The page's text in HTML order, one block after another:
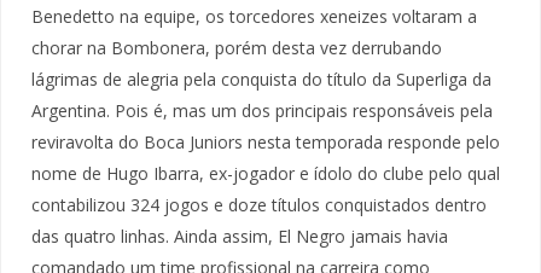
Benedetto na equipe, os torcedores xeneizes voltaram a
chorar na Bombonera, porém desta vez derrubando
lágrimas de alegria pela conquista do título da Superliga da
Argentina. Pois é, mas um dos principais responsáveis pela
reviravolta do Boca Juniors nesta temporada responde pelo
nome de Hugo Ibarra, ex-jogador e ídolo do clube pelo qual
contabilizou 324 jogos e doze títulos conquistados dentro
das quatro linhas. Ainda assim, El Negro jamais havia
comandado um time profissional na carreira como